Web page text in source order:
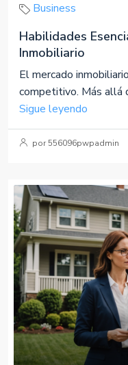
Business
Habilidades
Inmobiliario
El mercado
competitivo. Más allá
Sigue leyendo
por 556096pwpadmin